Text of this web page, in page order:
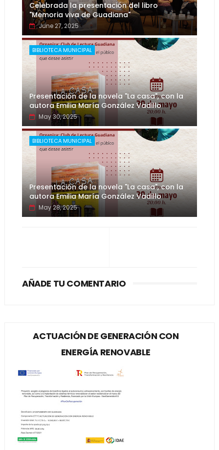
Celebrada la presentación del libro
"Memoria viva de Guadiana"
June 27, 2025
BIBLIOTECA MUNICIPAL
Presentación de la novela "La casa", con la
autora Emilia María González Vadillo
May 30, 2025
BIBLIOTECA MUNICIPAL
Presentación de la novela "La casa", con la
autora Emilia María González Vadillo
May 28, 2025
AÑADE TU COMENTARIO
ACTUACIÓN DE GENERACIÓN CON
ENERGÍA RENOVABLE